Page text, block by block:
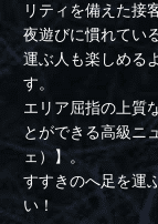
リティを備えた接
夜遊びに慣れてい
運ぶ人も楽しめる
す。
エリア屈指の上質
とができる高級ニ
ェ）】。
すすきのへ足を運
い！